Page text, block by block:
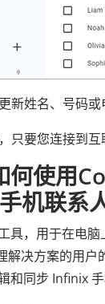
新姓名、号码或
只要您连接到
何使用
机联系
具，用于在电
决方案的用户
和同步 Infinix 手